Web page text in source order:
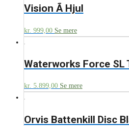
Vision Ã Hjul
kr. 999,00 Se mere
Waterworks Force SL
kr. 5.899,00 Se mere
Orvis Battenkill Disc